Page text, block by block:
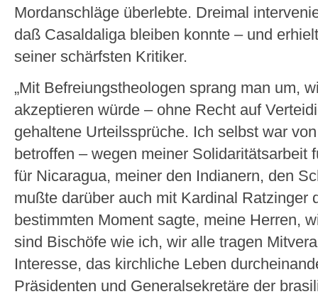
Mordanschläge überlebte. Dreimal
daß Casaldaliga bleiben konnte – und
seiner schärfsten Kritiker.
„Mit Befreiungstheologen sprang man um,
akzeptieren würde – ohne Recht auf
gehaltene Urteilssprüche. Ich selbst war
betroffen – wegen meiner Solidaritätsarbeit
für Nicaragua, meiner den Indianern, den
mußte darüber auch mit Kardinal Ratzinger
bestimmten Moment sagte, meine Herren,
sind Bischöfe wie ich, wir alle tragen
Interesse, das kirchliche Leben
Präsidenten und Generalsekretäre der